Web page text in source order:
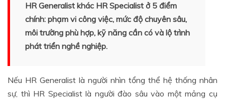
HR Generalist khác HR Specialist ở 5 điểm
chính: phạm vi công việc, mức độ chuyên sâu,
môi trường phù hợp, kỹ năng cần có và lộ trình
phát triển nghề nghiệp.
Nếu HR Generalist là người nhìn tổng thể hệ thống nhân
sự, thì HR Specialist là người đào sâu vào một mảng cụ